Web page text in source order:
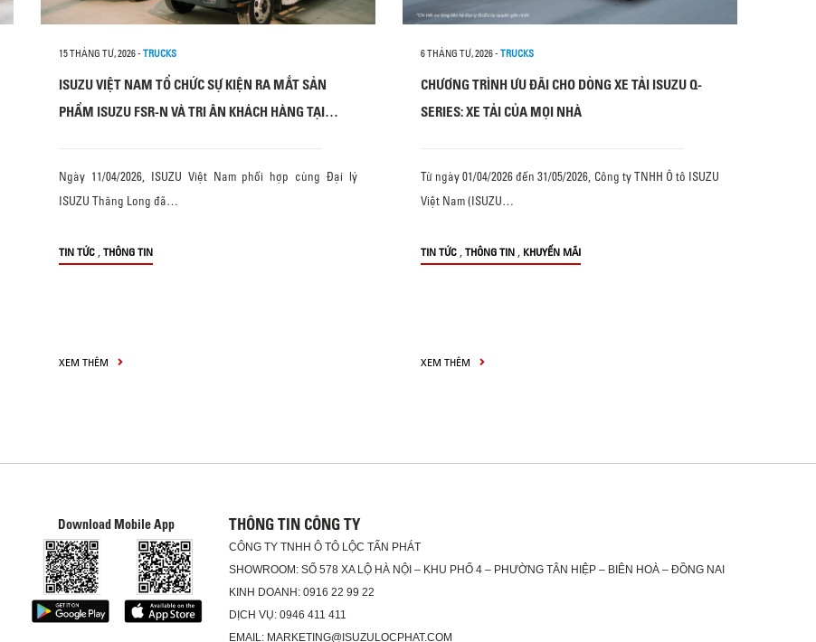
15 THÁNG TƯ, 2026- TRUCKS
ISUZU VIỆT NAM TỔ CHỨC SỰ KIỆN RA MẮT SẢN
PHẨM ISUZU FSR-N VÀ TRI ÂN KHÁCH HÀNG TẠI
Ngày 11/04/2026, ISUZU Việt Nam phối hợp cùng Đại lý
ISUZU Thăng Long đã…
TIN TỨC , THÔNG TIN
XEM THÊM
6 THÁNG TƯ, 2026- TRUCKS
CHƯƠNG TRÌNH ƯU ĐÃI CHO DÒNG XE TẢI ISUZU Q-
SERIES: XE TẢI CỦA MỌI NHÀ
Từ ngày 01/04/2026 đến 31/05/2026, Công ty TNHH Ô tô ISUZU
Việt Nam (ISUZU…
TIN TỨC , THÔNG TIN , KHUYẾN MÃI
XEM THÊM
Download Mobile App THÔNG TIN CÔNG TY
CÔNG TY TNHH Ô TÔ LỘC TẤN PHÁT
SHOWROOM: SỐ 578 XA LỘ HÀ NỘI – KHU PHỐ 4 – PHƯỜNG TÂN HIỆP – BIÊN HOÀ – ĐỒNG NAI
KINH DOANH: 0916 22 99 22
DỊCH VỤ: 0946 411 411
EMAIL: MARKETING@ISUZULOCPHAT.COM